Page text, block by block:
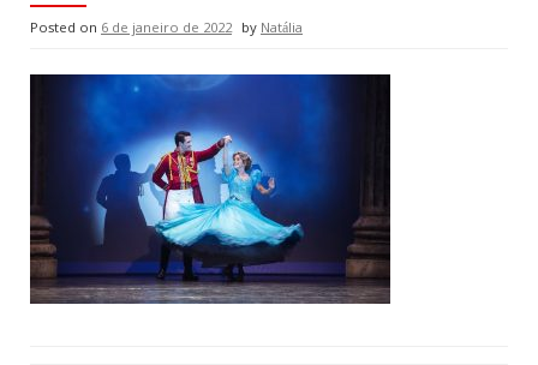
Posted on 6 de janeiro de 2022 byNatália